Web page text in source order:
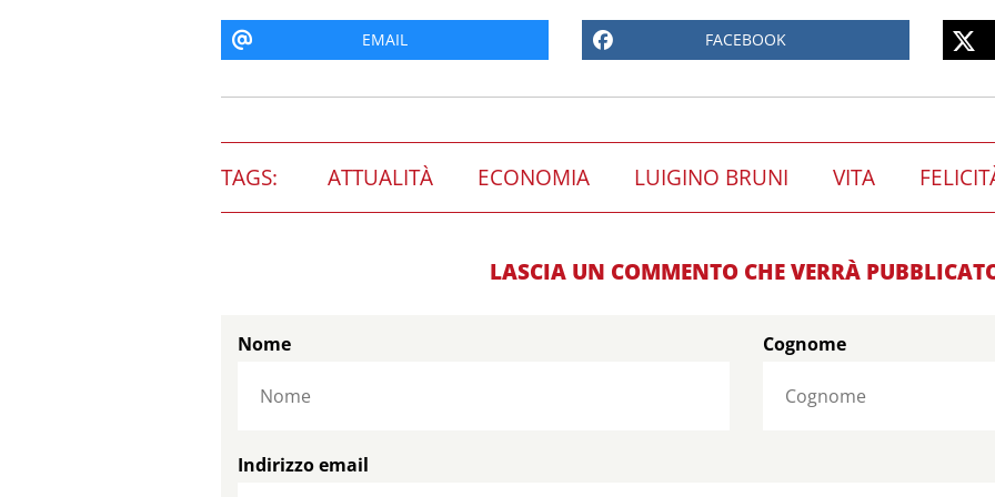
EMAIL FACEBOOK
TAGS: ATTUALITÀ ECONOMIA LUIGINO BRUNI VITA
LASCIA UN COMMENTO CHE VERRÀ
Nome Cognome
Indirizzo email